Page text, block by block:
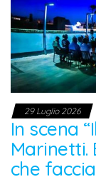
29 Luglio 2026
In scena
Marinetti.
che